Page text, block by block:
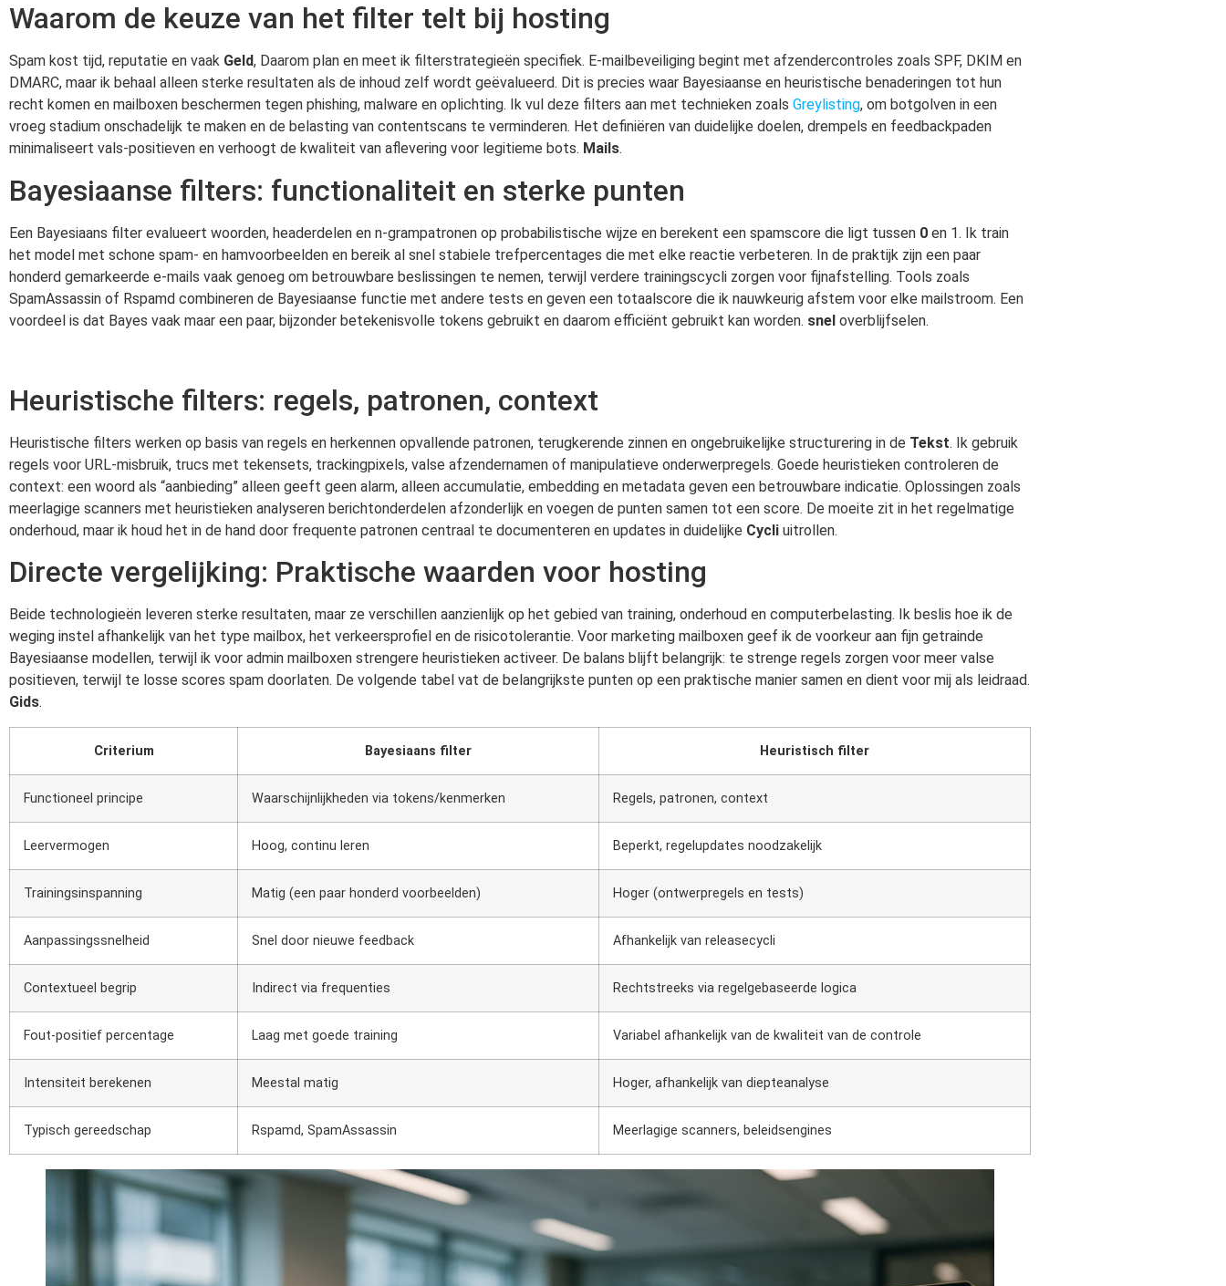
Waarom de keuze van het filter telt bij hosting
Spam kost tijd, reputatie en vaak Geld, Daarom plan en meet ik filterstrategieën specifiek. E-mailbeveiliging begint met afzendercontroles zoals SPF, DKIM en
DMARC, maar ik behaal alleen sterke resultaten als de inhoud zelf wordt geëvalueerd. Dit is precies waar Bayesiaanse en heuristische benaderingen tot hun
recht komen en mailboxen beschermen tegen phishing, malware en oplichting. Ik vul deze filters aan met technieken zoals Greylisting, om botgolven in een
vroeg stadium onschadelijk te maken en de belasting van contentscans te verminderen. Het definiëren van duidelijke doelen, drempels en feedbackpaden
minimaliseert vals-positieven en verhoogt de kwaliteit van aflevering voor legitieme bots. Mails.
Bayesiaanse filters: functionaliteit en sterke punten
Een Bayesiaans filter evalueert woorden, headerdelen en n-grampatronen op probabilistische wijze en berekent een spamscore die ligt tussen 0 en 1. Ik train
het model met schone spam- en hamvoorbeelden en bereik al snel stabiele trefpercentages die met elke reactie verbeteren. In de praktijk zijn een paar
honderd gemarkeerde e-mails vaak genoeg om betrouwbare beslissingen te nemen, terwijl verdere trainingscycli zorgen voor fijnafstelling. Tools zoals
SpamAssassin of Rspamd combineren de Bayesiaanse functie met andere tests en geven een totaalscore die ik nauwkeurig afstem voor elke mailstroom. Een
voordeel is dat Bayes vaak maar een paar, bijzonder betekenisvolle tokens gebruikt en daarom efficiënt gebruikt kan worden. snel overblijfselen.
Heuristische filters: regels, patronen, context
Heuristische filters werken op basis van regels en herkennen opvallende patronen, terugkerende zinnen en ongebruikelijke structurering in de Tekst. Ik gebruik
regels voor URL-misbruik, trucs met tekensets, trackingpixels, valse afzendernamen of manipulatieve onderwerpregels. Goede heuristieken controleren de
context: een woord als “aanbieding” alleen geeft geen alarm, alleen accumulatie, embedding en metadata geven een betrouwbare indicatie. Oplossingen zoals
meerlagige scanners met heuristieken analyseren berichtonderdelen afzonderlijk en voegen de punten samen tot een score. De moeite zit in het regelmatige
onderhoud, maar ik houd het in de hand door frequente patronen centraal te documenteren en updates in duidelijke Cycli uitrollen.
Directe vergelijking: Praktische waarden voor hosting
Beide technologieën leveren sterke resultaten, maar ze verschillen aanzienlijk op het gebied van training, onderhoud en computerbelasting. Ik beslis hoe ik de
weging instel afhankelijk van het type mailbox, het verkeersprofiel en de risicotolerantie. Voor marketing mailboxen geef ik de voorkeur aan fijn getrainde
Bayesiaanse modellen, terwijl ik voor admin mailboxen strengere heuristieken activeer. De balans blijft belangrijk: te strenge regels zorgen voor meer valse
positieven, terwijl te losse scores spam doorlaten. De volgende tabel vat de belangrijkste punten op een praktische manier samen en dient voor mij als leidraad.
Gids.
Criterium Bayesiaans filter Heuristisch filter
Functioneel principe Waarschijnlijkheden via tokens/kenmerken Regels, patronen, context
Leervermogen Hoog, continu leren Beperkt, regelupdates noodzakelijk
Trainingsinspanning Matig (een paar honderd voorbeelden) Hoger (ontwerpregels en tests)
Aanpassingssnelheid Snel door nieuwe feedback Afhankelijk van releasecycli
Contextueel begrip Indirect via frequenties Rechtstreeks via regelgebaseerde logica
Fout-positief percentage Laag met goede training Variabel afhankelijk van de kwaliteit van de controle
Intensiteit berekenen Meestal matig Hoger, afhankelijk van diepteanalyse
Typisch gereedschap Rspamd, SpamAssassin Meerlagige scanners, beleidsengines